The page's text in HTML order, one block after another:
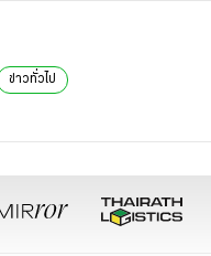
ข่าวทั่วไป